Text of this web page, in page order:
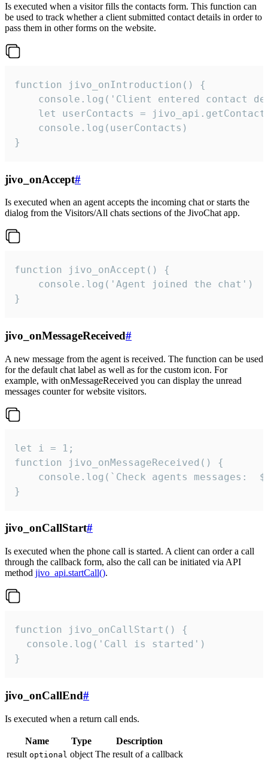
Is executed when a visitor fills the contacts form. This function can
be used to track whether a client submitted contact details in order to
pass them in other forms on the website.
function jivo_onIntroduction() {
console.log('Client entered contact
let userContacts =
    console.log(userContacts)
}
jivo_onAccept#
Is executed when an agent accepts the incoming chat or starts the
dialog from the Visitors/All chats sections of the JivoChat app.
function jivo_onAccept() {
}
jivo_onMessageReceived#
A new message from the agent is received. The function can be used
for the default chat label as well as for the custom icon. For
example, with onMessageReceived you can display the unread
messages counter for website visitors.
let i = 1;
function jivo_onMessageReceived() {
}
jivo_onCallStart#
Is executed when the phone call is started. A client can order a call
through the callback form, also the call can be initiated via API
method jivo_api.startCall().
function jivo_onCallStart() {
  console.log('Call is started')
}
jivo_onCallEnd#
Is executed when a return call ends.
Name Type
Description
result optional object The result of a callback